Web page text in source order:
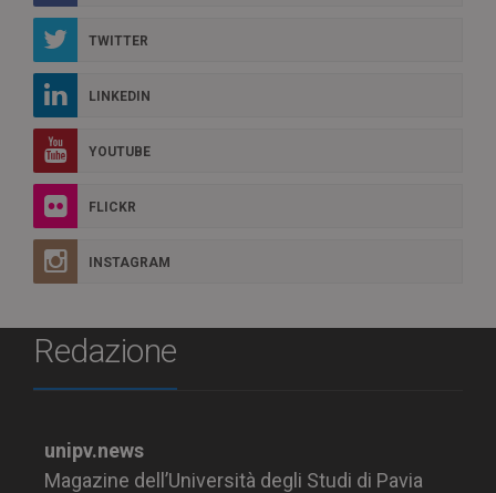
TWITTER
LINKEDIN
YOUTUBE
FLICKR
INSTAGRAM
Redazione
unipv.news
Magazine dell’Università degli Studi di Pavia